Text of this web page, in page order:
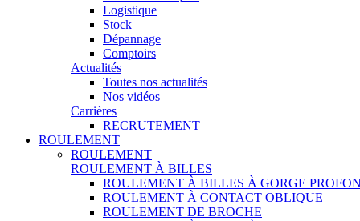
Logistique
Stock
Dépannage
Comptoirs
Actualités
Toutes nos actualités
Nos vidéos
Carrières
RECRUTEMENT
ROULEMENT
ROULEMENT
ROULEMENT À BILLES
ROULEMENT À BILLES À GORGE
ROULEMENT À CONTACT OBLIQUE
ROULEMENT DE BROCHE